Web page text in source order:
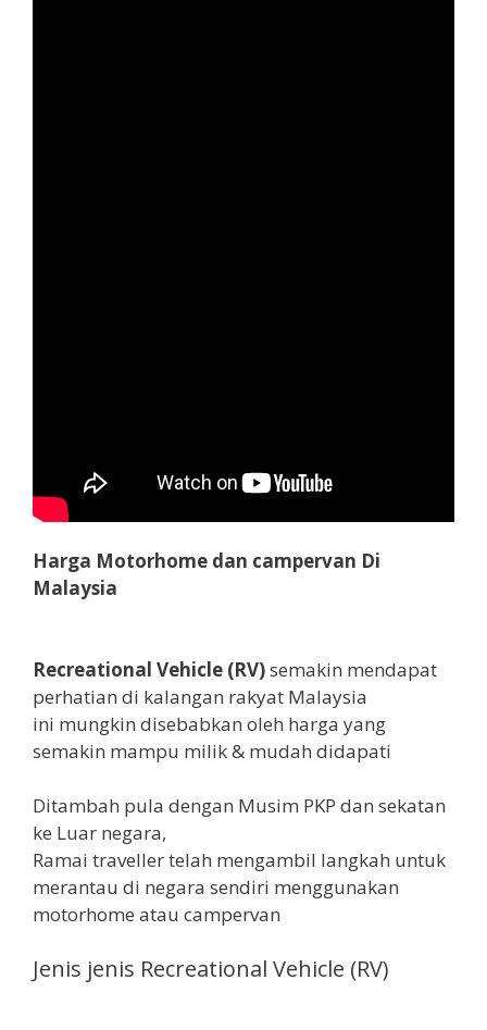
Harga Motorhome dan campervan Di
Malaysia
Recreational Vehicle (RV)semakin mendapat
perhatian di kalangan rakyat Malaysia
ini mungkin disebabkan oleh harga yang
semakin mampu milik & mudah didapati
Ditambah pula dengan Musim PKP dan sekatan
ke Luar negara,
Ramai traveller telah mengambil langkah untuk
merantau di negara sendiri menggunakan
motorhome atau campervan
Jenis jenis Recreational Vehicle (RV)